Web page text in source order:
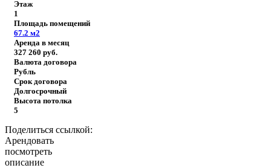
Этаж
1
Площадь помещений
67.2 м2
Аренда в месяц
327 260 руб.
Валюта договора
Рубль
Срок договора
Долгосрочный
Высота потолка
5
Поделиться ссылкой:
Арендовать
посмотреть
описание